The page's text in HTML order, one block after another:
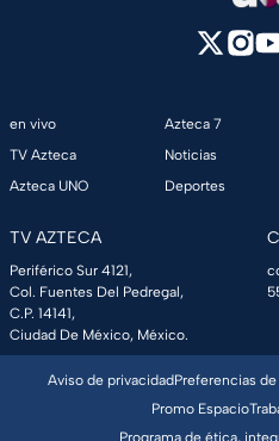
en vivo
TV Azteca
Azteca UNO
Azteca 7
Noticias
Deportes
TV AZTECA
Periférico Sur 4121,
Col. Fuentes Del Pedregal,
C.P. 14141,
Ciudad De México, México.
Aviso de privacidadPreferencias
Promo Espacio
Programa de ética,